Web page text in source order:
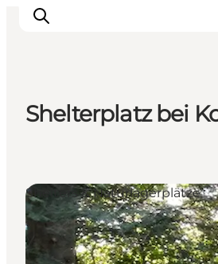
Erlebnisse
Unterkünfte
Reiseplanung
Shelterplatz bei
Shelters & Naturlagerplätze